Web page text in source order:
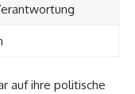
auf ihre politische